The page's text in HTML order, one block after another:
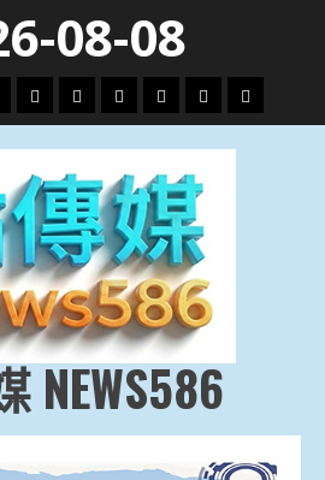
08-08
.
專
題
娛
樂
劇
政
治
國
際
運
動
生
活
NEWS586